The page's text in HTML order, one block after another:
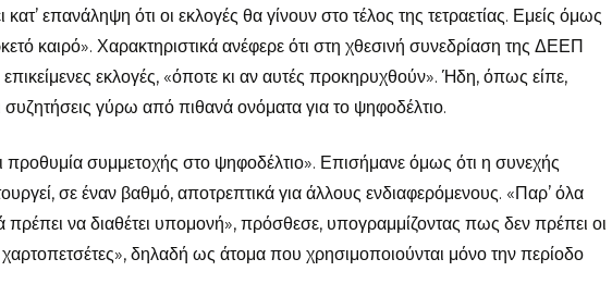
επανάληψη ότι οι εκλογές θα γίνουν στο τέλος της τετραετίας. Εμείς όμως
καιρό». Χαρακτηριστικά ανέφερε ότι στη χθεσινή συνεδρίαση της ΔΕΕΠ
εκλογές, «όποτε κι αν αυτές προκηρυχθούν». Ήδη, όπως είπε,
συζητήσεις γύρω από πιθανά ονόματα για το ψηφοδέλτιο.
προθυμία συμμετοχής στο ψηφοδέλτιο». Επισήμανε όμως ότι η συνεχής
σε έναν βαθμό, αποτρεπτικά για άλλους ενδιαφερόμενους. «Παρ’ όλα
πρέπει να διαθέτει υπομονή», πρόσθεσε, υπογραμμίζοντας πως δεν πρέπει οι
χαρτοπετσέτες», δηλαδή ως άτομα που χρησιμοποιούνται μόνο την περίοδο